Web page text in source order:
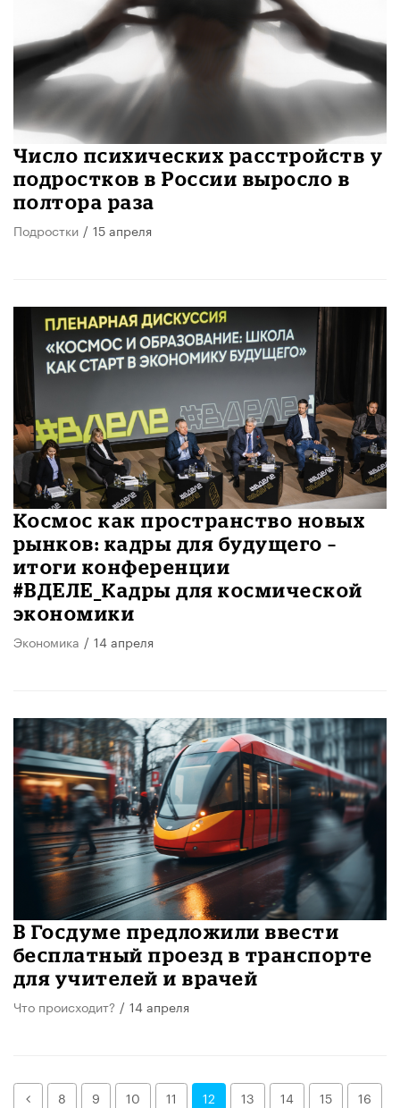
Число психических расстройств у
подростков в России выросло в
полтора раза
Подростки / 15 апреля
Космос как пространство новых
рынков: кадры для будущего –
итоги конференции
#ВДЕЛЕ_Кадры для космической
экономики
Экономика / 14 апреля
В Госдуме предложили ввести
бесплатный проезд в транспорте
для учителей и врачей
Что происходит? / 14 апреля
Назад
8 9 10 11 12 13 14 15
16